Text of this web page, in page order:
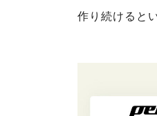
作り続けると